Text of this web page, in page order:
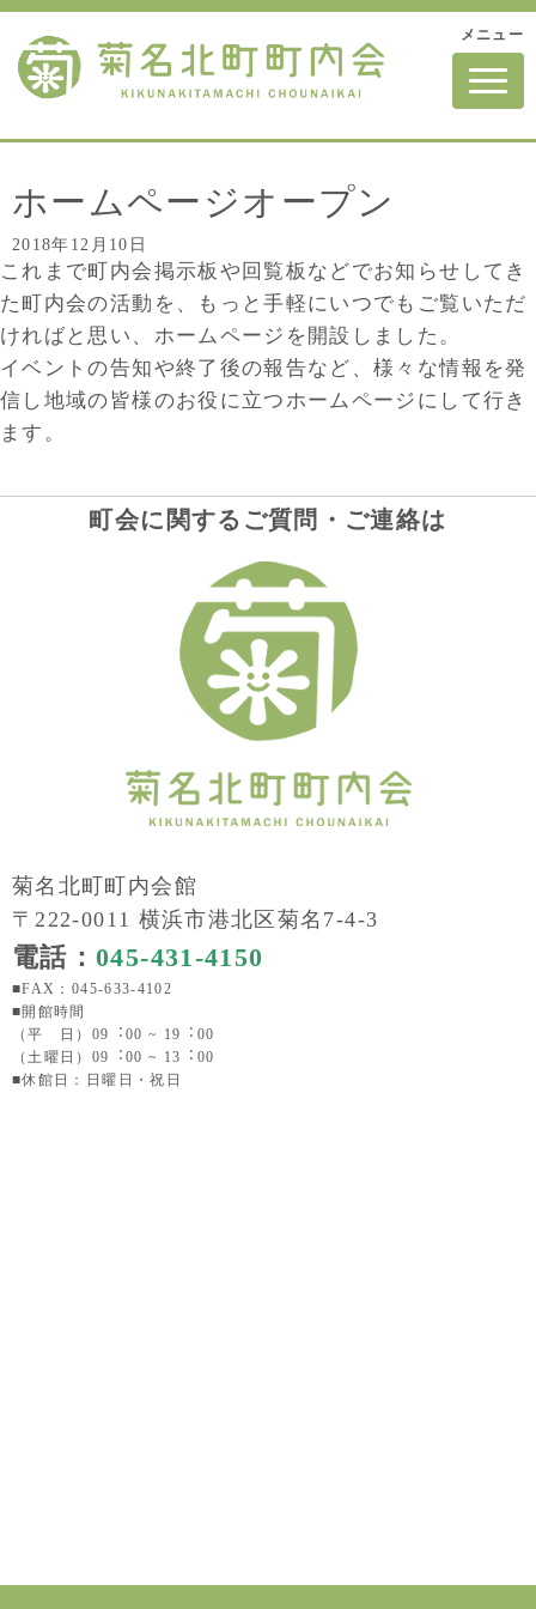
メニュー
N
a
v
ホームページオープン
2018年12月10日
これまで町内会掲示板や回覧板などでお知らせしてき
た町内会の活動を、もっと手軽にいつでもご覧いただ
ければと思い、ホームページを開設しました。
イベントの告知や終了後の報告など、様々な情報を発
信し地域の皆様のお役に立つホームページにして行き
ます。
町会に関するご質問・ご連絡は
菊名北町町内会館
〒222-0011 横浜市港北区菊名7-4-3
電話：045-431-4150
■FAX：045-633-4102
■開館時間
（平 日）09︓00 ~ 19︓00
（土曜日）09︓00 ~ 13︓00
■休館日：日曜日・祝日